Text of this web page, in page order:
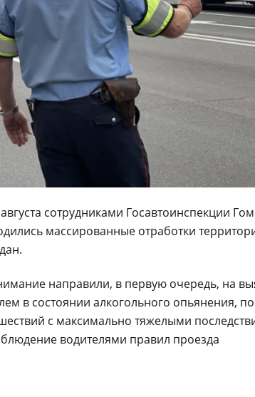
сотрудниками Госавтоинспекции
массированные отработки
направили, в первую очередь, на
в состоянии алкогольного опьянения,
с максимально тяжелыми
водителями правил проезда